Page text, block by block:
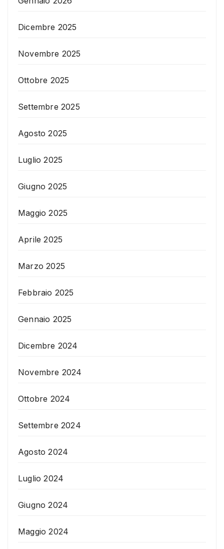
Dicembre 2025
Novembre 2025
Ottobre 2025
Settembre 2025
Agosto 2025
Luglio 2025
Giugno 2025
Maggio 2025
Aprile 2025
Marzo 2025
Febbraio 2025
Gennaio 2025
Dicembre 2024
Novembre 2024
Ottobre 2024
Settembre 2024
Agosto 2024
Luglio 2024
Giugno 2024
Maggio 2024